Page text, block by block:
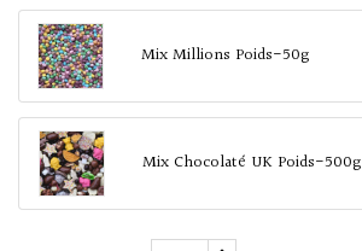
Mix Millions Poids-50g
Mix Chocolaté UK Poids-500g